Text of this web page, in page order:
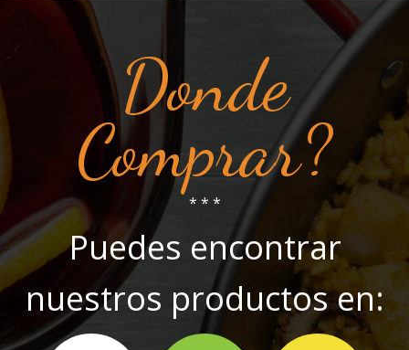
Donde
Comprar?
* * *
Puedes encontrar
nuestros productos en: